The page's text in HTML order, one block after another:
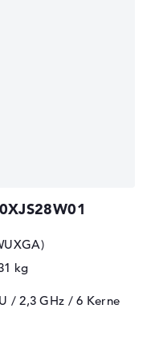
kg
/ 2,3 GHz / 6 Kerne